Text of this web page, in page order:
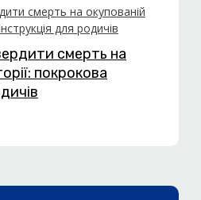
смерть на
покрокова